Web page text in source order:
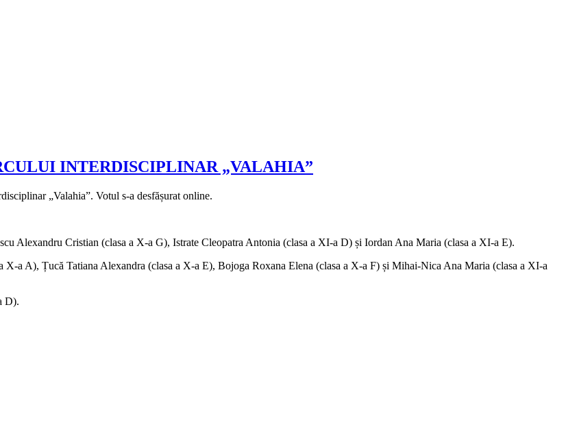
INTERDISCIPLINAR „VALAHIA”
„Valahia”. Votul s-a desfășurat online.
Alexandru Cristian (clasa a X-a G), Istrate Cleopatra Antonia (clasa a XI-a D) și Iordan Ana Maria (clasa a XI-a E).
a A), Țucă Tatiana Alexandra (clasa a X-a E), Bojoga Roxana Elena (clasa a X-a F) și Mihai-Nica Ana Maria (clasa a XI-a
D).